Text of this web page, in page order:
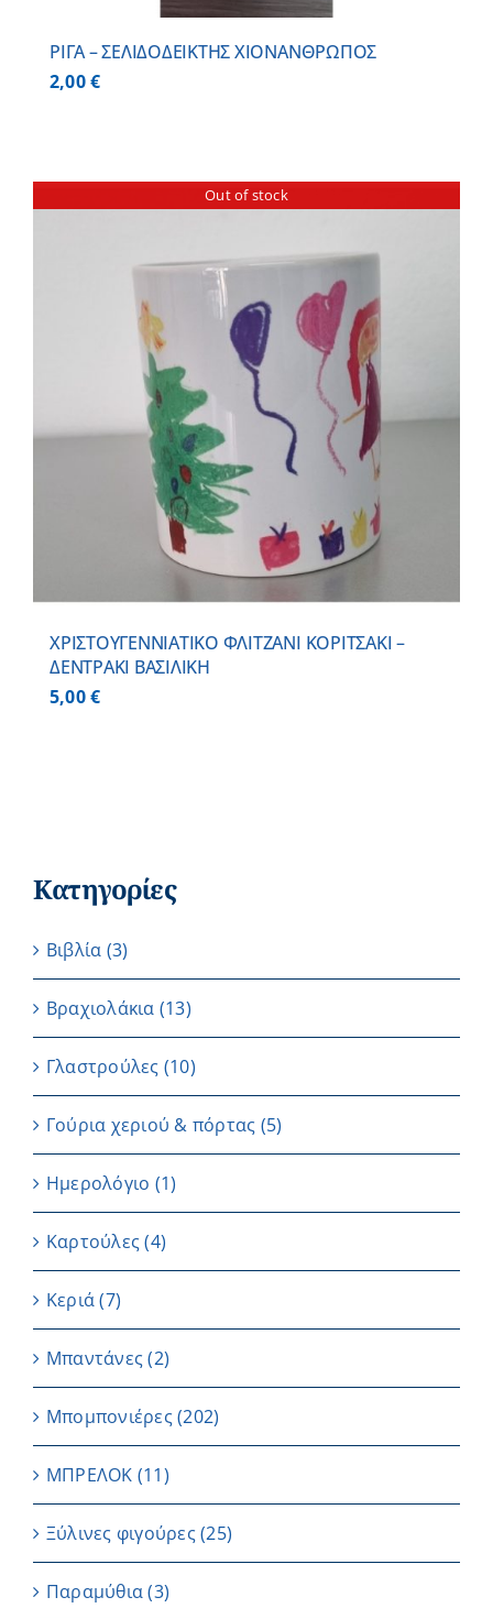
ΡΙΓΑ – ΣΕΛΙΔΟΔΕΙΚΤΗΣ ΧΙΟΝΑΝΘΡΩΠΟΣ
2,00€
Out of stock
ΧΡΙΣΤΟΥΓΕΝΝΙΑΤΙΚΟ ΦΛΙΤΖΑΝΙ ΚΟΡΙΤΣΑΚΙ –
ΔΕΝΤΡΑΚΙ ΒΑΣΙΛΙΚΗ
5,00€
Κατηγορίες
Βιβλία (3)
Βραχιολάκια (13)
Γλαστρούλες (10)
Γούρια χεριού & πόρτας (5)
Ημερολόγιο (1)
Καρτούλες (4)
Κεριά (7)
Μπαντάνες (2)
Μπομπονιέρες(202)
ΜΠΡΕΛΟΚ (11)
Ξύλινες φιγούρες(25)
Παραμύθια (3)